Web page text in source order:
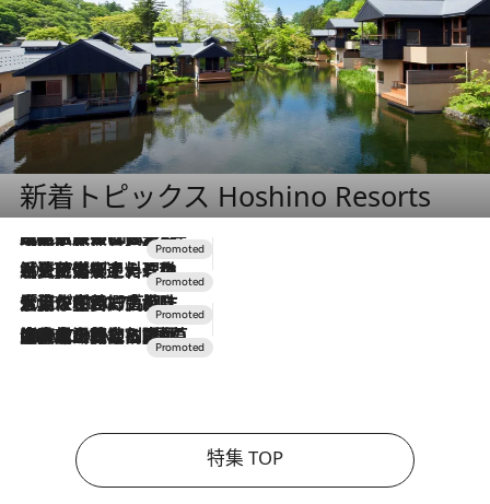
新着トピックス Hoshino Resorts
2026.7.31
【ホテル帰省】という選択肢をOMOが提案。家族とほどよい距離を保つには「昼は実家、夜は気兼ねなくホテルで！」
2026.7.24
【夏限定ディナーコース】旬を迎える稚鮎や花ズッキーニなどをイタリア・トスカーナの郷土料理の手法で満喫！
2026.7.17
「土佐和ハーブかき氷」がOMO7高知に登場！生姜、山椒、大葉など目にも舌にも涼を呼ぶ郷土の味
2026.7.10
NEW OPEN！【界 草津】名湯の地に誕生。趣の異なる2種の温泉と上州ならではの会席・蕎麦割烹など美食を味わう究極の癒やし旅
特集 TOP